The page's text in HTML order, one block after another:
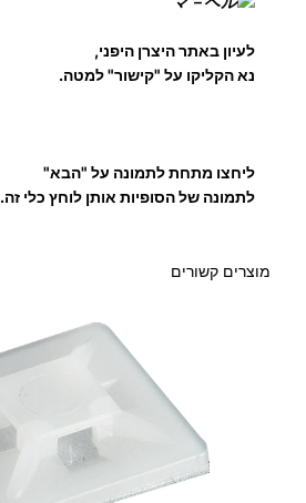
לעיון באתר היצרן היפני,
נא הקליקו על "קישור" למטה.
ליחצו מתחת לתמונה על "הבא"
לתמונה של הסופיות אותן לוחץ כלי זה.
מוצרים קשורים